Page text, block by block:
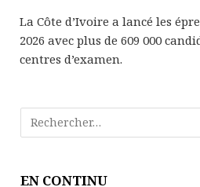
La Côte d’Ivoire a lancé les
2026 avec plus de 609 000
centres d’examen.
EN CONTINU